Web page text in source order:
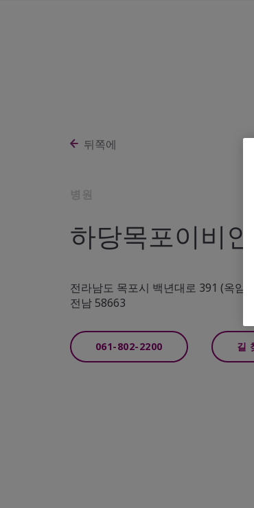
뒤쪽에
병원
하당목포이비
전라남도 목포시 백년대로 391 (옥암동
전남 58663
061-802-2200 길